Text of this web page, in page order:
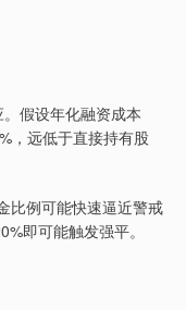
假设年化融资成本
，远低于直接持有股
比例可能快速逼近警戒
即可能触发强平。